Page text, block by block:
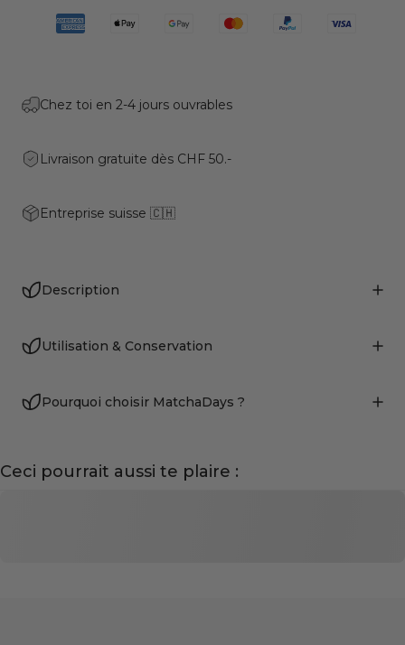
Chez toi en 2-4 jours ouvrables
Livraison gratuite dès CHF 50.-
Entreprise suisse 🇨🇭
Description
Utilisation & Conservation
Pourquoi choisir MatchaDays ?
Ceci pourrait aussi te plaire :